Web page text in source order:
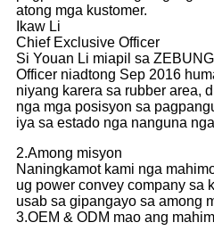
atong mga kustomer.
Ikaw Li
Chief Exclusive Officer
Si Youan Li miapil sa
Officer niadtong Sep 2016
niyang karera sa rubber area,
nga mga posisyon sa
iya sa estado nga nanguna
2.Among misyon
Naningkamot kami nga
ug power convey company sa
usab sa gipangayo sa among
3.OEM & ODM mao ang